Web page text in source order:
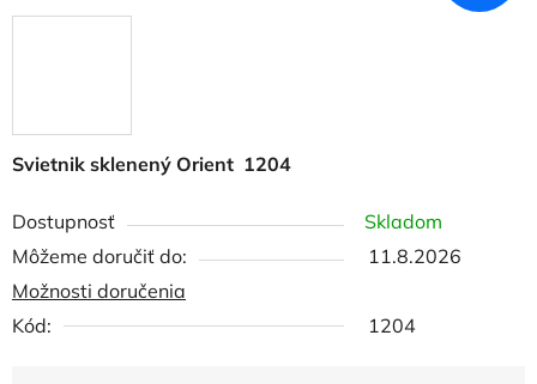
Svietnik sklenený Orient 1204
Dostupnosť
Skladom
Môžeme doručiť do:
11.8.2026
Možnosti doručenia
Kód:
1204